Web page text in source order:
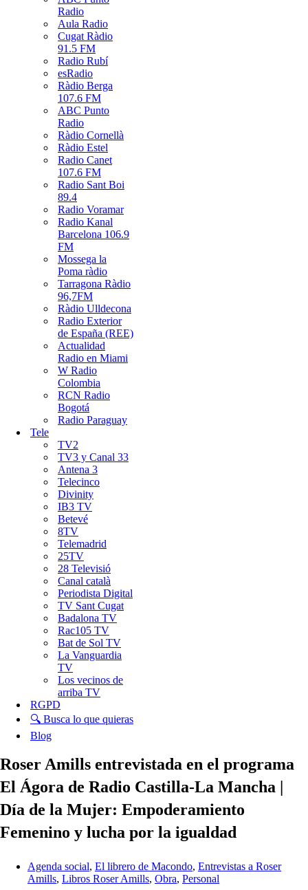
Radio
Aula Radio
Cugat Ràdio
91.5 FM
Radio Rubí
esRadio
Ràdio Berga
107.6 FM
ABC Punto
Radio
Ràdio Cornellà
Ràdio Estel
Radio Canet
107.6 FM
Radio Sant Boi
89.4
Radio Voramar
Radio Kanal
Barcelona 106.9
FM
Mossega la
Poma ràdio
Tarragona Ràdio
96,7FM
Ràdio Ulldecona
Radio Exterior
de España (REE)
Actualidad
Radio en Miami
W Radio
Colombia
RCN Radio
Bogotá
Radio Paraguay
Tele
TV2
TV3 y Canal 33
Antena 3
Telecinco
Divinity
IB3 TV
Betevé
8TV
Telemadrid
25TV
28 Televisió
Canal català
Periodista Digital
TV Sant Cugat
Badalona TV
Rac105 TV
Bat de Sol TV
La Vanguardia
TV
Los vecinos de
arriba TV
RGPD
🔍 Busca lo que quieras
Blog
Roser Amills entrevistada en el programa
El Ágora de Radio Castilla-La Mancha |
Día de la Mujer: Empoderamiento
Femenino y lucha por la igualdad
Agenda social, El librero de Macondo, Entrevistas a Roser
Amills, Libros Roser Amills, Obra, Personal